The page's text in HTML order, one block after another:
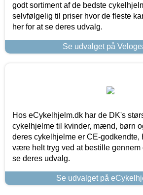
godt sortiment af de bedste
selvfølgelig til priser hvor de fleste
her for at se deres udvalg.
Se udvalget på
Hos eCykelhjelm.dk har de DK's
cykelhjelme til kvinder, mænd, børn
deres cykelhjelme er CE-godkendte,
være helt tryg ved at bestille gennem
se deres udvalg.
Se udvalget på